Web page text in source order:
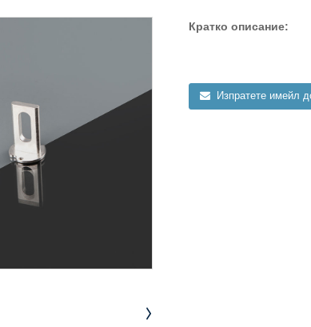
Кратко описание:
Изпратете имейл